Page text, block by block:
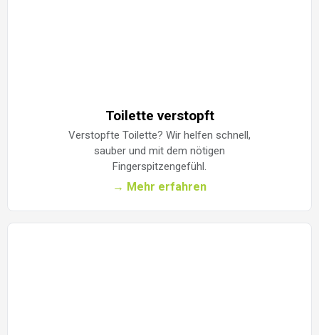
Toilette verstopft
Verstopfte Toilette? Wir helfen schnell,
sauber und mit dem nötigen
Fingerspitzengefühl.
→ Mehr erfahren